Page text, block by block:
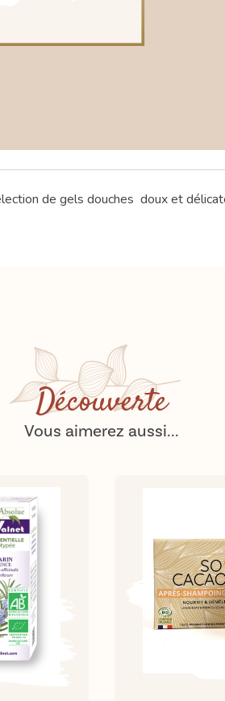
de gels douches doux et
Découverte
Vous aimerez aussi...